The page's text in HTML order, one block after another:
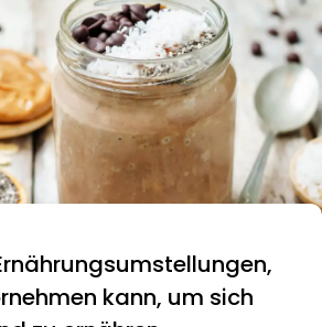
kann, um sich